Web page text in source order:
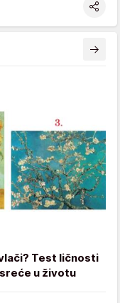
Test ličnosti
u životu